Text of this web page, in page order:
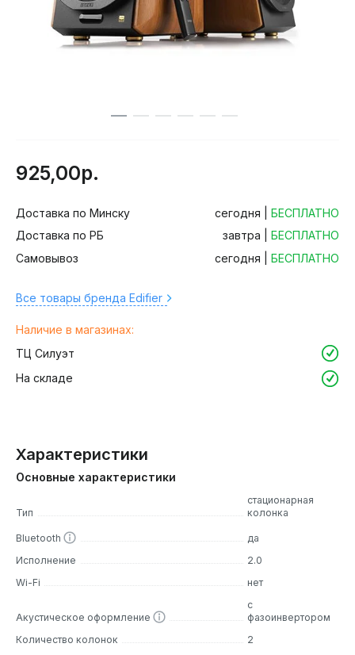
925,00р.
Доставка по Минску сегодня | БЕСПЛАТНО
Доставка по РБ
завтра |
БЕСПЛАТНО
Самовывоз
сегодня | БЕСПЛАТНО
Все товары бренда Edifier
Наличие в магазинах:
ТЦ Силуэт
На складе
Характеристики
Основные характеристики
Тип
стационарная
колонка
Bluetooth
да
Исполнение
2.0
Wi-Fi
нет
Акустическое оформление
с
фазоинвертором
Количество колонок
2